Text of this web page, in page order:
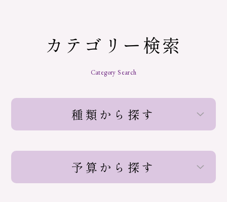
カテゴリー検索
Category Search
種類から探す
予算から探す